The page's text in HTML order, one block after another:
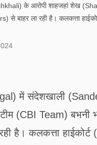
के आरोपी शाहजहां शेख
बाहर ला रही है। कलकत्ता
में संदेशखाली
(CBI Team) बभनी
है। कलकत्ता